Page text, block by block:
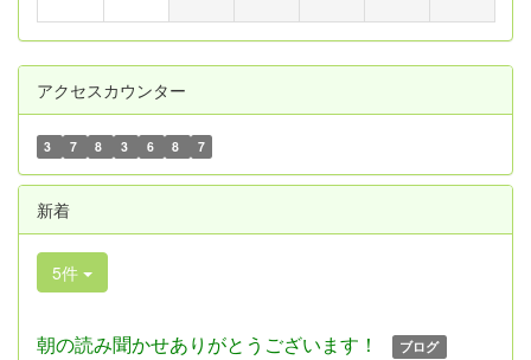
アクセスカウンター
3 7 8 3 6 8 7
新着
5件
朝の読み聞かせありがとうございます！ ブログ